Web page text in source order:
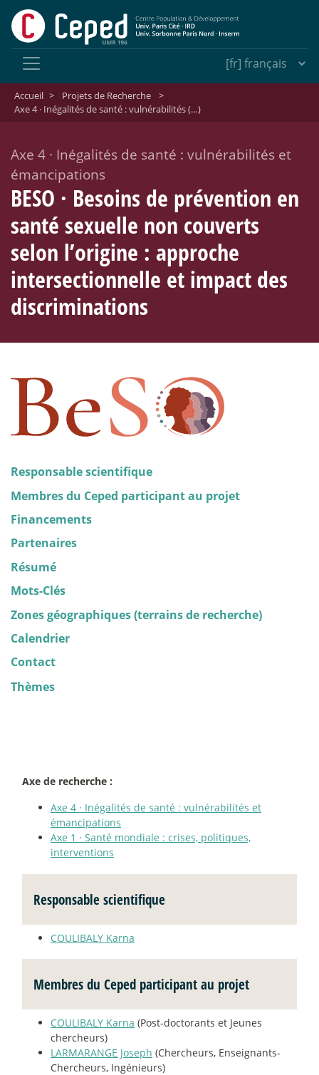
Accueil > Projets de Recherche
>
Axe 4 · Inégalités de santé : vulnérabilités (…)
Axe 4 · Inégalités de santé : vulnérabilités et
émancipations
BESO · Besoins de prévention en
santé sexuelle non couverts
selon l’origine : approche
intersectionnelle et impact des
discriminations
Responsable scientifique
Membres du Ceped participant au projet
Financements
Partenaires
Résumé
Mots-Clés
Zones géographiques (terrains de recherche)
Calendrier
Contact
Thèmes
Axe de recherche :
Axe 4 · Inégalités de santé : vulnérabilités et
émancipations
Axe 1 · Santé mondiale : crises, politiques,
interventions
Responsable scientifique
COULIBALY Karna
Membres du Ceped participant au projet
COULIBALY Karna (Post-doctorants et Jeunes
chercheurs)
LARMARANGE Joseph (Chercheurs, Enseignants-
Chercheurs, Ingénieurs)